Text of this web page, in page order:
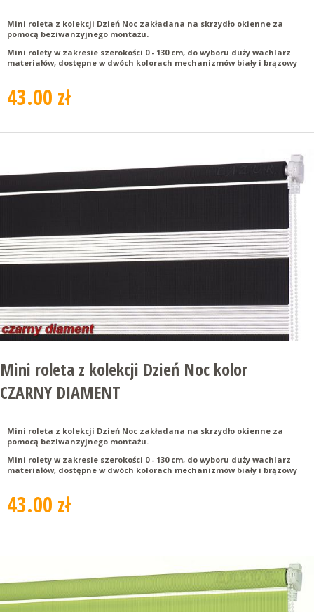
Mini roleta z kolekcji Dzień Noc zakładana na skrzydło okienne za
pomocą beziwanzyjnego montażu.
Mini rolety w zakresie szerokości 0 - 130 cm, do wyboru duży wachlarz
materiałów, dostępne w dwóch kolorach mechanizmów biały i brązowy
43.00 zł
Mini roleta z kolekcji Dzień Noc kolor
CZARNY DIAMENT
Mini roleta z kolekcji Dzień Noc zakładana na skrzydło okienne za
pomocą beziwanzyjnego montażu.
Mini rolety w zakresie szerokości 0 - 130 cm, do wyboru duży wachlarz
materiałów, dostępne w dwóch kolorach mechanizmów biały i brązowy
43.00 zł